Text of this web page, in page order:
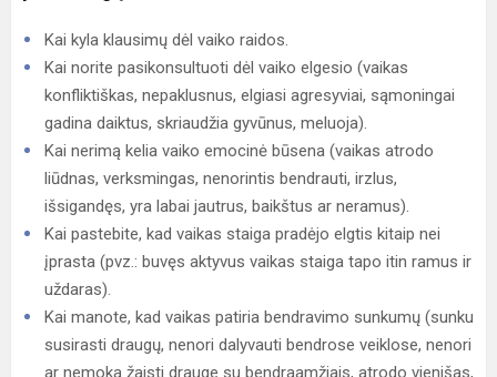
Kai kyla klausimų dėl vaiko raidos.
Kai norite pasikonsultuoti dėl vaiko elgesio (vaikas
konfliktiškas, nepaklusnus, elgiasi agresyviai, sąmoningai
gadina daiktus, skriaudžia gyvūnus, meluoja).
Kai nerimą kelia vaiko emocinė būsena (vaikas atrodo
liūdnas, verksmingas, nenorintis bendrauti, irzlus,
išsigandęs, yra labai jautrus, baikštus ar neramus).
Kai pastebite, kad vaikas staiga pradėjo elgtis kitaip nei
įprasta (pvz.: buvęs aktyvus vaikas staiga tapo itin ramus ir
uždaras).
Kai manote, kad vaikas patiria bendravimo sunkumų (sunku
susirasti draugų, nenori dalyvauti bendrose veiklose, nenori
ar nemoka žaisti drauge su bendraamžiais, atrodo vienišas,